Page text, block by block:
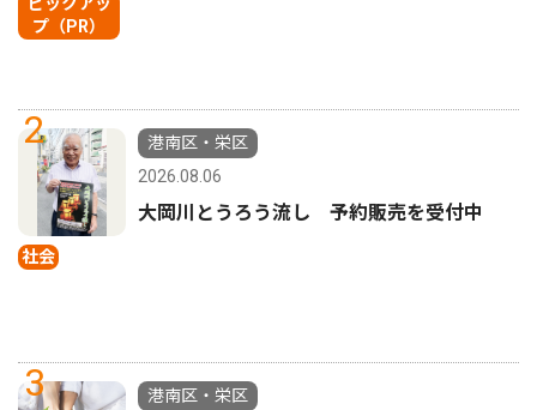
プ（PR）
2
社会
港南区・栄区
2026.08.06
大岡川とうろう流し 予約販売を受付中
3
港南区・栄区